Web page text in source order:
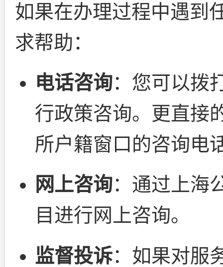
如果在办理过程中遇到
求帮助：
电话咨询：您可以拨
行政策咨询。更直接
所户籍窗口的咨询电
网上咨询：通过上海
目进行网上咨询。
监督投诉：如果对服